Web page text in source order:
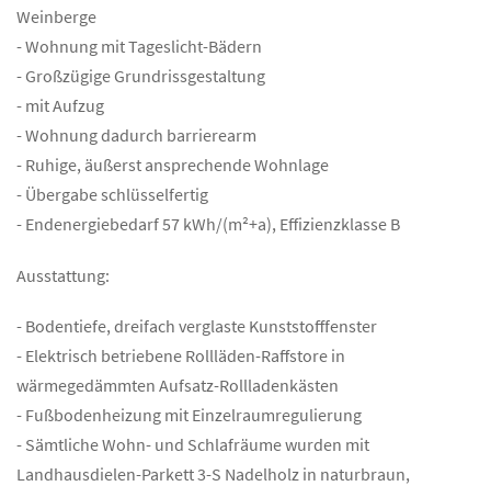
Weinberge
- Wohnung mit Tageslicht-Bädern
- Großzügige Grundrissgestaltung
- mit Aufzug
- Wohnung dadurch barrierearm
- Ruhige, äußerst ansprechende Wohnlage
- Übergabe schlüsselfertig
- Endenergiebedarf 57 kWh/(m²+a), Effizienzklasse B
Ausstattung:
- Bodentiefe, dreifach verglaste Kunststofffenster
- Elektrisch betriebene Rollläden-Raffstore in
wärmegedämmten Aufsatz-Rollladenkästen
- Fußbodenheizung mit Einzelraumregulierung
- Sämtliche Wohn- und Schlafräume wurden mit
Landhausdielen-Parkett 3-S Nadelholz in naturbraun,